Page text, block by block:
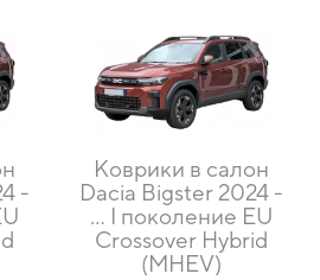
-
Коврики в салон
Dacia Bigster 2024 -
... I поколение EU
Crossover Hybrid
(MHEV)